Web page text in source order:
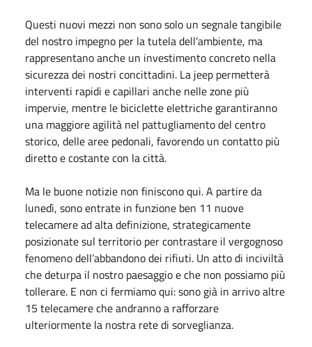
Questi nuovi mezzi non sono solo un segnale tangibile
del nostro impegno per la tutela dell’ambiente, ma
rappresentano anche un investimento concreto nella
sicurezza dei nostri concittadini. La jeep permetterà
interventi rapidi e capillari anche nelle zone più
impervie, mentre le biciclette elettriche garantiranno
una maggiore agilità nel pattugliamento del centro
storico, delle aree pedonali, favorendo un contatto più
diretto e costante con la città.
Ma le buone notizie non finiscono qui. A partire da
lunedì, sono entrate in funzione ben 11 nuove
telecamere ad alta definizione, strategicamente
posizionate sul territorio per contrastare il vergognoso
fenomeno dell’abbandono dei rifiuti. Un atto di inciviltà
che deturpa il nostro paesaggio e che non possiamo più
tollerare. E non ci fermiamo qui: sono già in arrivo altre
15 telecamere che andranno a rafforzare
ulteriormente la nostra rete di sorveglianza.